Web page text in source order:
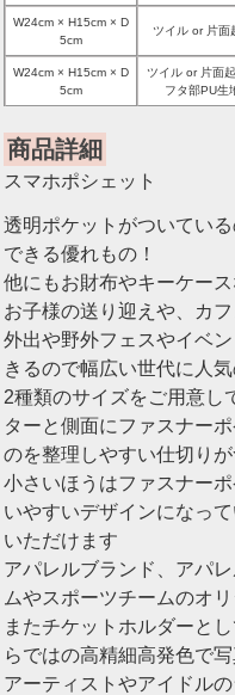
W24cm × H15cm × D
5cm
ツイル or 片面
W24cm × H15cm × D
5cm
ツイル or 片面
フタ部PU生
商品詳細
スマホポシェット
透明ポケットがついてい
できる優れもの！
他にもお財布やキーケー
お子様の送り迎えや、カ
外出や野外フェスやイベ
きるので幅広い世代に人
2種類のサイズをご用意し
ターと側面にファスナー
のを整理しやすい仕切り
小さいほうはファスナー
いやすいデザインになっ
いただけます
アパレルブランド、アパ
ムやスポーツチームのオ
またチケットホルダーと
らではの高精細高発色で
アーティストやアイドル